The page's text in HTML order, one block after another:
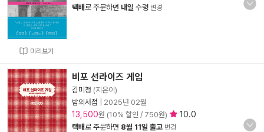
미리보기
택배로 주문하면 내일 수령 변경
비포 선라이즈 게임
김미정 (지은이)
밤의서점
2025년 02월
13,500원 (10% 할인 / 750원) 10.0
택배로 주문하면 8월 11일 출고 변경